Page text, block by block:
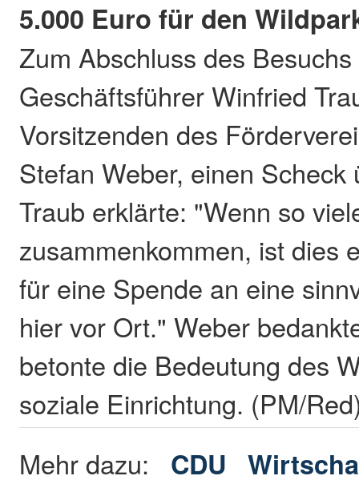
5.000 Euro für den
Zum Abschluss des
Geschäftsführer Winfried
Vorsitzenden des
Stefan Weber, einen
Traub erklärte: "Wenn so
zusammenkommen, ist dies
für eine Spende an eine
hier vor Ort." Weber
betonte die Bedeutung des
soziale Einrichtung. (PM/
Mehr dazu: CDU